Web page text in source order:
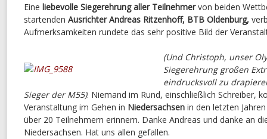
Eine liebevolle Siegerehrung aller Teilnehmervon beiden
startenden Ausrichter Andreas Ritzenhoff, BTB Oldenburg,
Aufmerksamkeiten rundete das sehr positive Bild der
(Und Christoph, unser
Siegerehrung großen
eindrucksvoll zu
Sieger der M55). Niemand im Rund, einschließlich Schreiber,
Veranstaltung im Gehen in Niedersachsen in den letzten
über 20 Teilnehmern erinnern. Danke Andreas und danke an
Niedersachsen. Hat uns allen gefallen.